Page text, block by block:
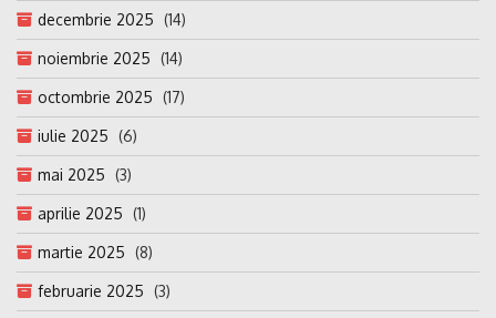
decembrie 2025 (14)
noiembrie 2025 (14)
octombrie 2025 (17)
iulie 2025 (6)
mai 2025 (3)
aprilie 2025 (1)
martie 2025 (8)
februarie 2025 (3)